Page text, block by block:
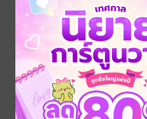
กรุณาเข้าสู่ระบบก่อนดำเนินรา
ล็อกอินเข้าระบบ